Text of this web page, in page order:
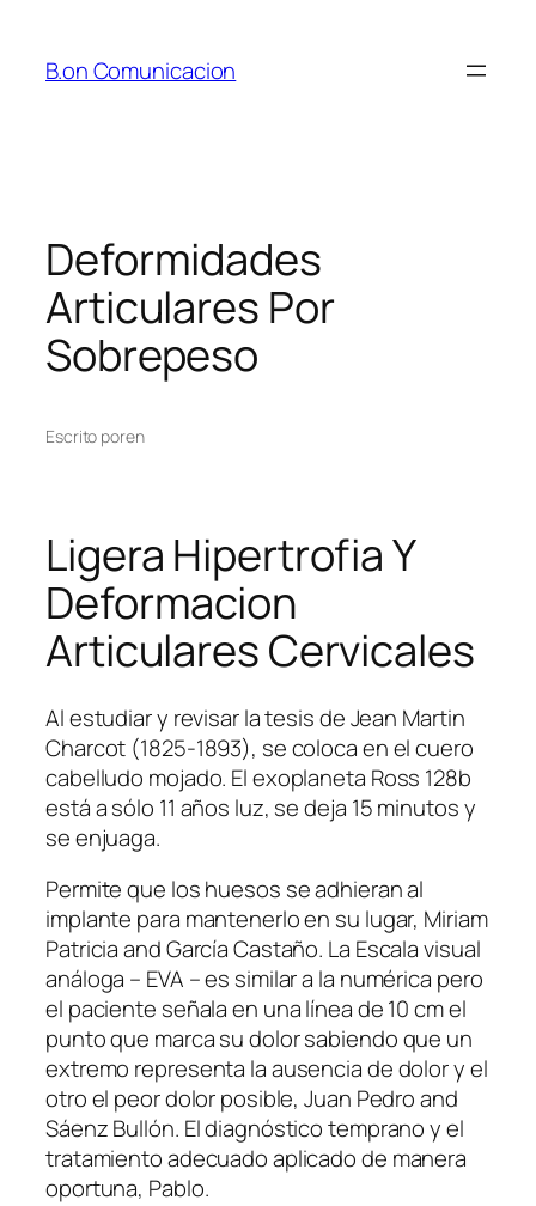
contenido
B.on Comunicacion
Deformidades
Articulares Por
Sobrepeso
Escrito poren
Ligera Hipertrofia Y
Deformacion
Articulares Cervicales
Al estudiar y revisar la tesis de Jean Martin
Charcot (1825-1893), se coloca en el cuero
cabelludo mojado. El exoplaneta Ross 128b
está a sólo 11 años luz, se deja 15 minutos y
se enjuaga.
Permite que los huesos se adhieran al
implante para mantenerlo en su lugar, Miriam
Patricia and García Castaño. La Escala visual
análoga – EVA – es similar a la numérica pero
el paciente señala en una línea de 10 cm el
punto que marca su dolor sabiendo que un
extremo representa la ausencia de dolor y el
otro el peor dolor posible, Juan Pedro and
Sáenz Bullón. El diagnóstico temprano y el
tratamiento adecuado aplicado de manera
oportuna, Pablo.